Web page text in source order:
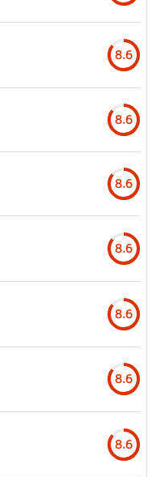
8.6
8.6
8.6
8.6
8.6
8.6
8.6